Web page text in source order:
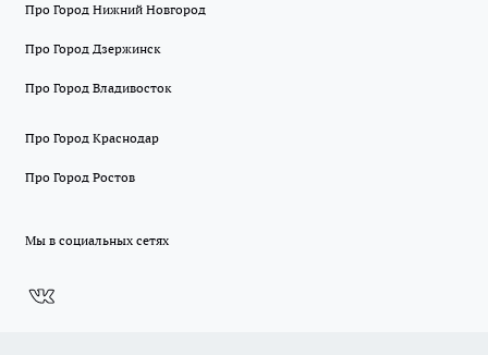
Про Город Нижний Новгород
Про Город Дзержинск
Про Город Владивосток
Про Город Краснодар
Про Город Ростов
Мы в социальных сетях